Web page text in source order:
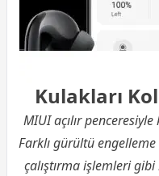
Kulakları
MIUI açılır
Farklı gürültü
çalıştırma işlemleri